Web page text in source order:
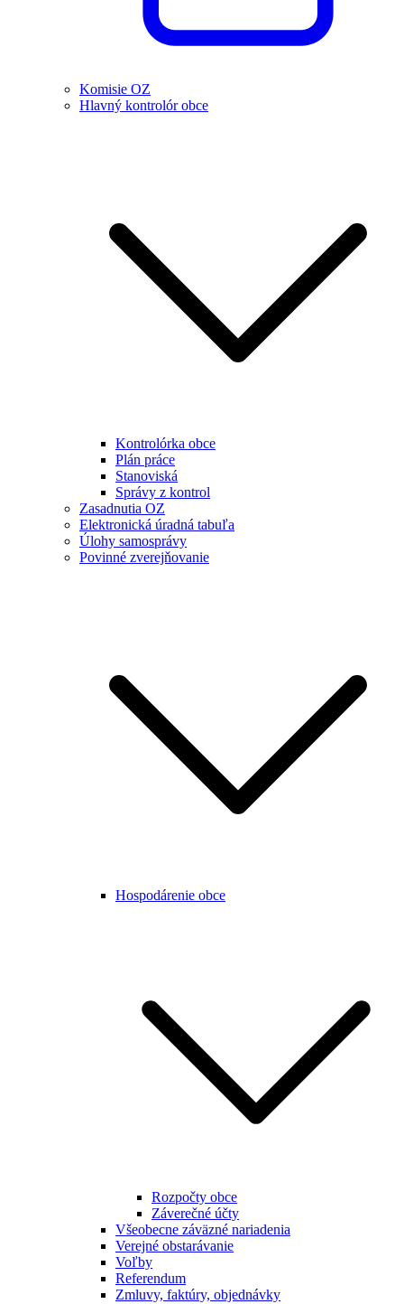
Komisie OZ
Hlavný kontrolór obce
Kontrolórka obce
Plán práce
Stanoviská
Správy z kontrol
Zasadnutia OZ
Elektronická úradná tabuľa
Úlohy samosprávy
Povinné zverejňovanie
Hospodárenie obce
Rozpočty obce
Záverečné účty
Všeobecne záväzné nariadenia
Verejné obstarávanie
Voľby
Referendum
Zmluvy, faktúry, objednávky